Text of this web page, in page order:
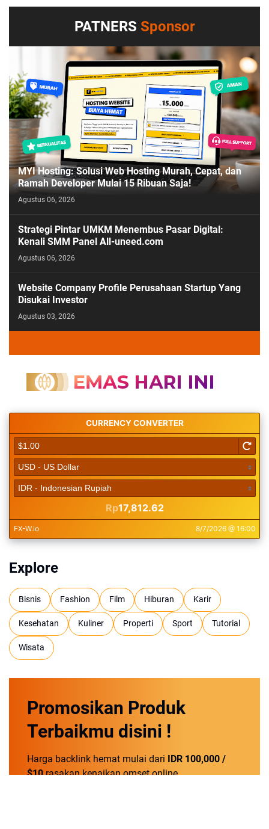
PATNERS Sponsor
MYI Hosting: Solusi Web Hosting Murah, Cepat, dan
Ramah Developer Mulai 15 Ribuan Saja!
Agustus 06, 2026
Strategi Pintar UMKM Menembus Pasar Digital:
Kenali SMM Panel All-uneed.com
Agustus 06, 2026
Website Company Profile Perusahaan Startup Yang
Disukai Investor
Agustus 03, 2026
Explore
Bisnis Fashion Film Hiburan Karir
Kesehatan Kuliner Properti Sport Tutorial
Wisata
Promosikan Produk
Terbaikmu disini !
Harga backlink hemat mulai dari IDR 100,000 /
$10rasakan kenaikan omset online.